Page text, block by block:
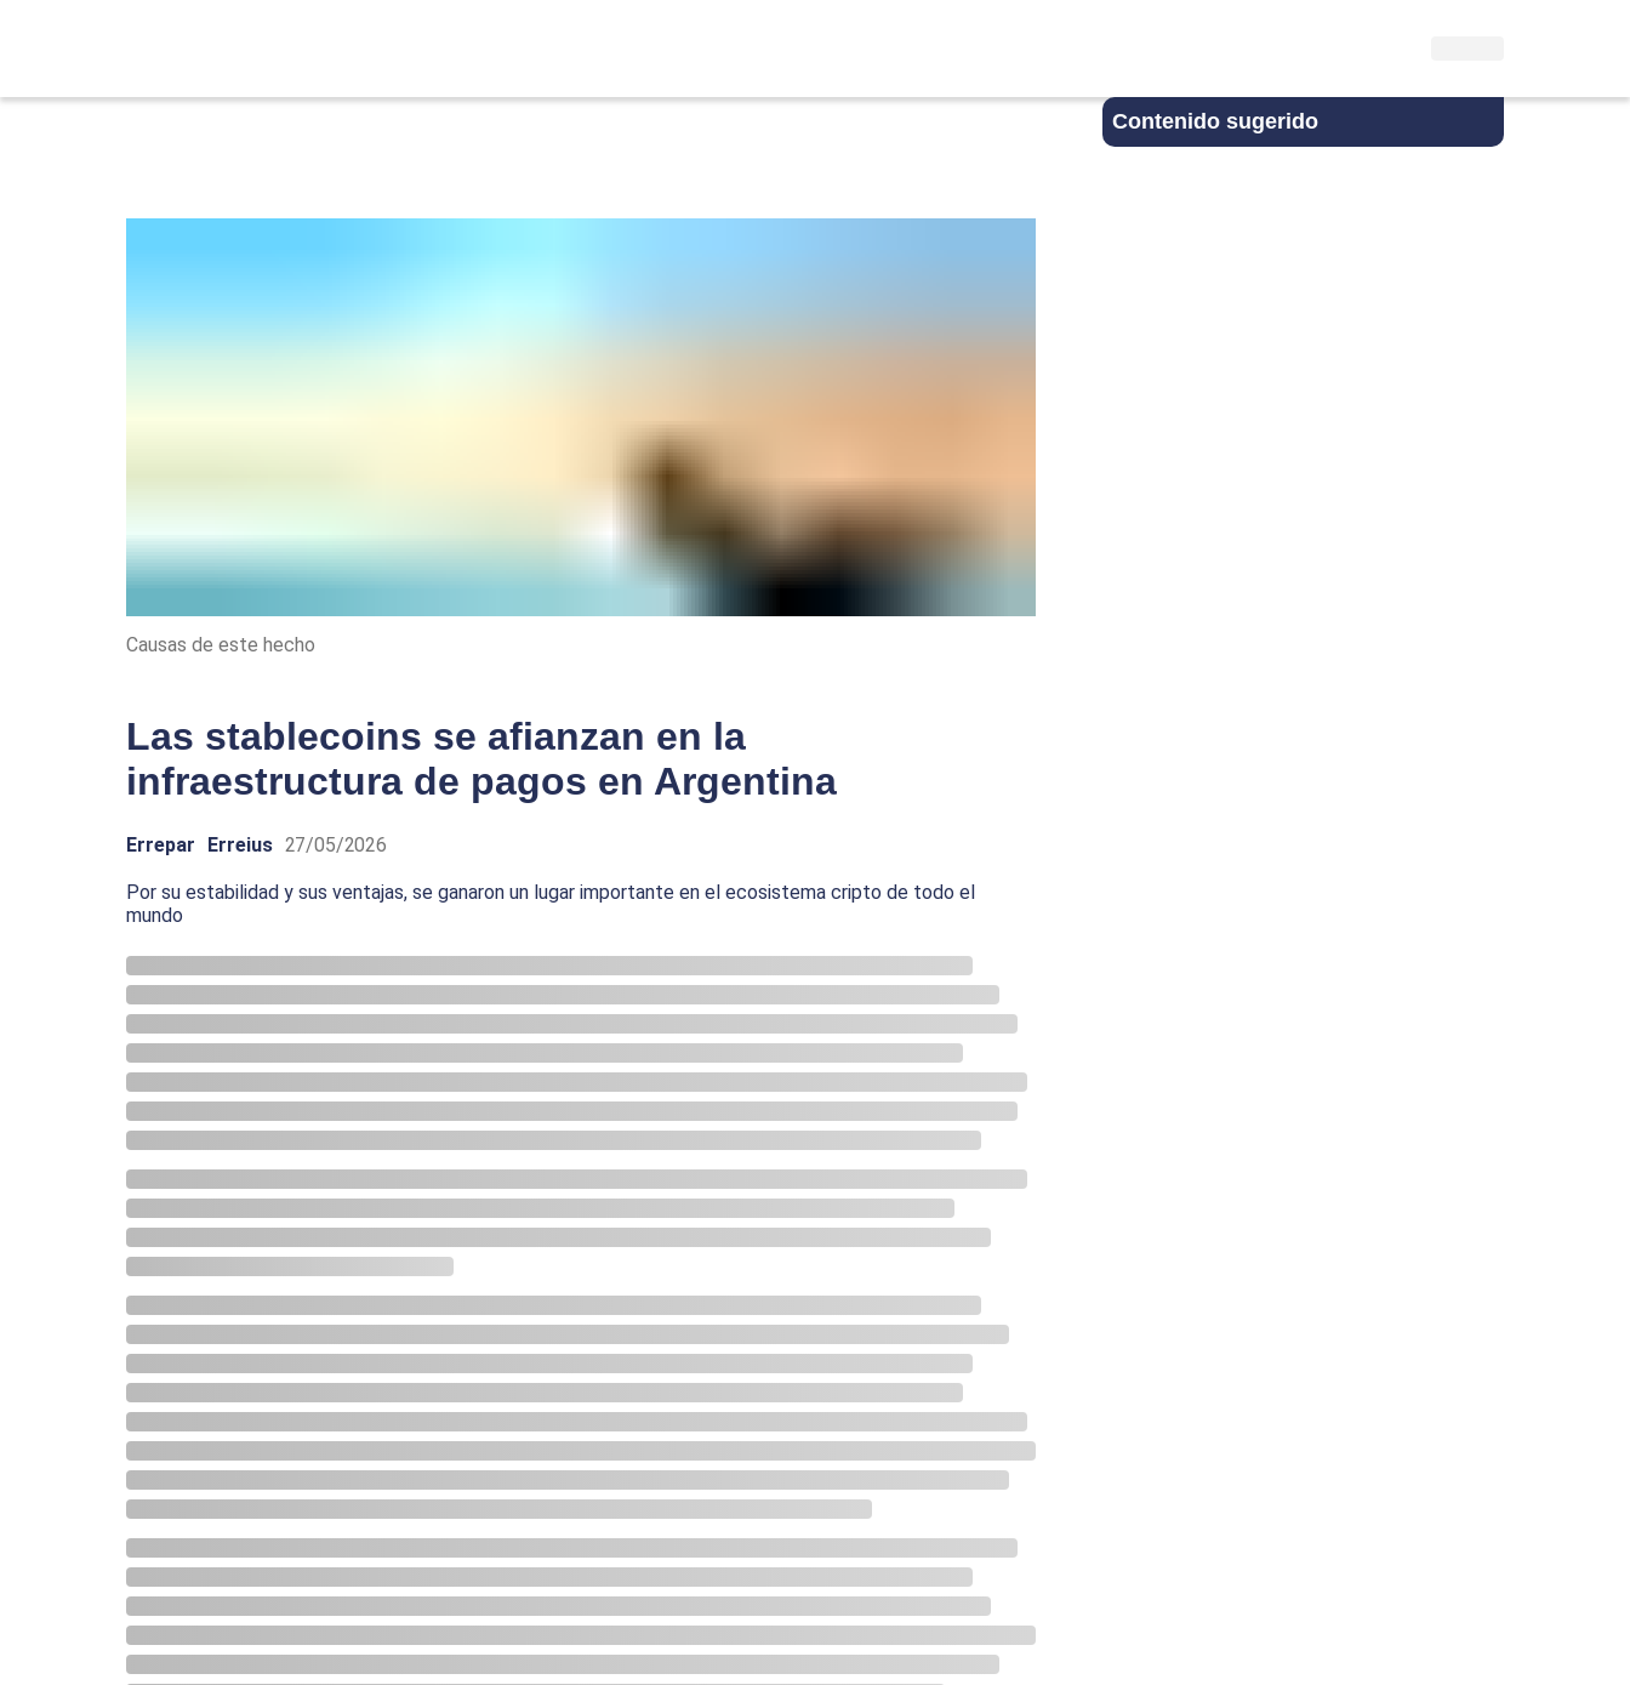
Contenido sugerido
Causas de este hecho
Las stablecoins se afianzan en la
infraestructura de pagos en Argentina
Errepar Erreius 27/05/2026
Por su estabilidad y sus ventajas, se ganaron un lugar importante en el ecosistema cripto de todo el
mundo